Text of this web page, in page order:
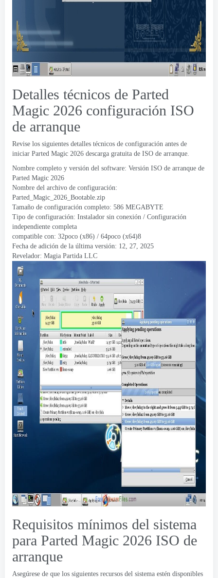
Detalles técnicos de Parted
Magic 2026 configuración ISO
de arranque
Revise los siguientes detalles técnicos de configuración antes de
iniciar Parted Magic 2026 descarga gratuita de ISO de arranque.
Nombre completo y versión del software: Versión ISO de arranque de
Parted Magic 2026
Nombre del archivo de configuración:
Parted_Magic_2026_Bootable.zip
Tamaño de configuración completo: 586 MEGABYTE
Tipo de configuración: Instalador sin conexión / Configuración
independiente completa
compatible con: 32poco (x86) / 64poco (x64)8
Fecha de adición de la última versión: 12, 27, 2025
Revelador: Magia Partida LLC
Requisitos mínimos del sistema
para Parted Magic 2026 ISO de
arranque
Asegúrese de que los siguientes recursos del sistema estén disponibles